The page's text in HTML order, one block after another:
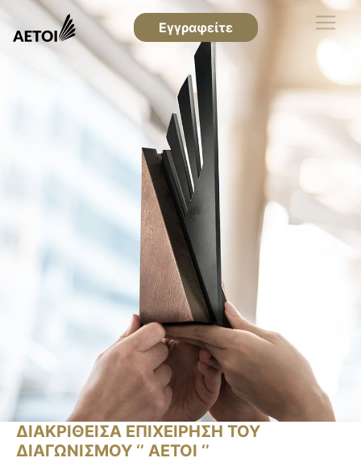
Εγγραφείτε
ΔΙΑΚΡΙΘΕΙΣΑ ΕΠΙΧΕΙΡΗΣΗ ΤΟΥ
ΔΙΑΓΩΝΙΣΜΟΥ ‘’ ΑΕΤΟΙ ‘’